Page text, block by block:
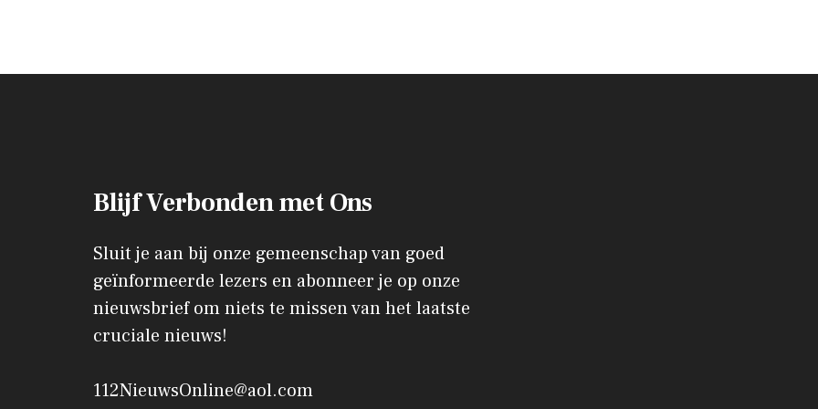
Blijf Verbonden met Ons
Sluit je aan bij onze gemeenschap van goed
geïnformeerde lezers en abonneer je op onze
nieuwsbrief om niets te missen van het laatste
cruciale nieuws!
112NieuwsOnline@aol.com